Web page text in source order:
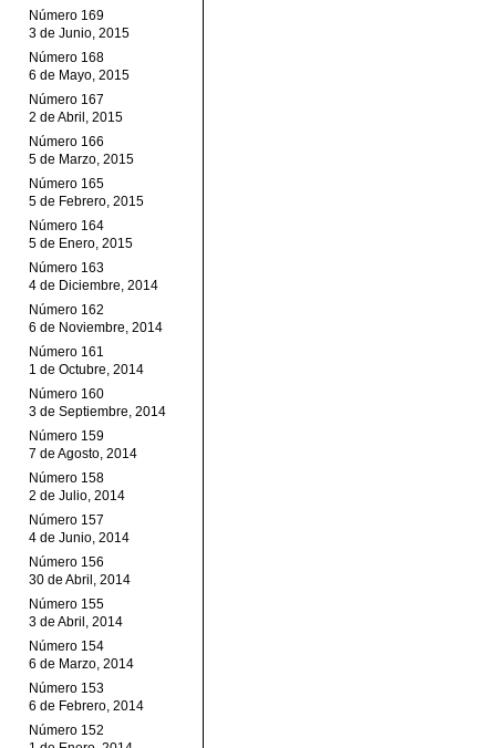
Número 169
3 de Junio, 2015
Número 168
6 de Mayo, 2015
Número 167
2 de Abril, 2015
Número 166
5 de Marzo, 2015
Número 165
5 de Febrero, 2015
Número 164
5 de Enero, 2015
Número 163
4 de Diciembre, 2014
Número 162
6 de Noviembre, 2014
Número 161
1 de Octubre, 2014
Número 160
3 de Septiembre, 2014
Número 159
7 de Agosto, 2014
Número 158
2 de Julio, 2014
Número 157
4 de Junio, 2014
Número 156
30 de Abril, 2014
Número 155
3 de Abril, 2014
Número 154
6 de Marzo, 2014
Número 153
6 de Febrero, 2014
Número 152